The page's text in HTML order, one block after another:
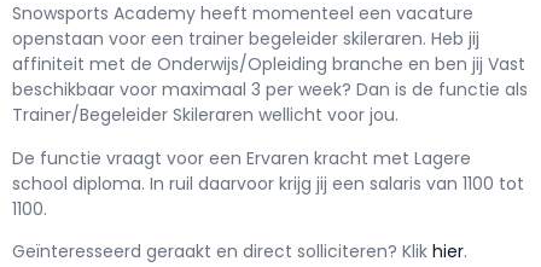
Snowsports Academy heeft momenteel een vacature
openstaan voor een trainer begeleider skileraren. Heb jij
affiniteit met de Onderwijs/Opleiding branche en ben jij Vast
beschikbaar voor maximaal 3 per week? Dan is de functie als
Trainer/Begeleider Skileraren wellicht voor jou.
De functie vraagt voor een Ervaren kracht met Lagere
school diploma. In ruil daarvoor krijg jij een salaris van 1100 tot
1100.
Geïnteresseerd geraakt en direct solliciteren? Klik hier.